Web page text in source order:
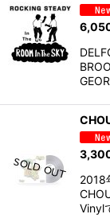
2018
Vinyl